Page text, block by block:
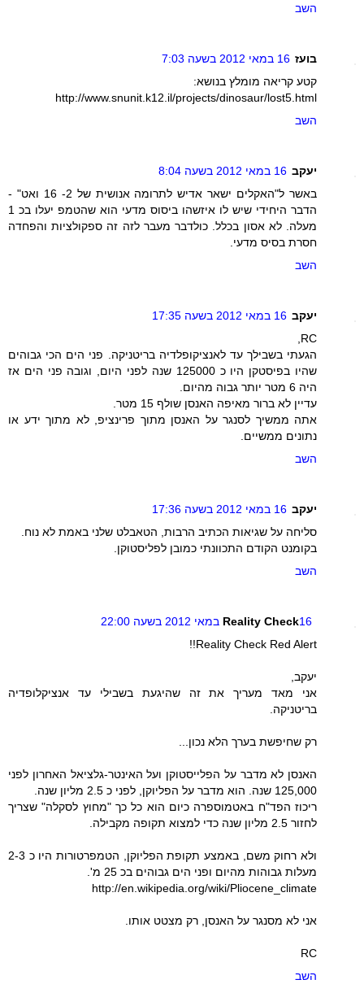
השב
בועז 16 במאי 2012 בשעה 7:03
קטע קריאה מומלץ בנושא:
http://www.snunit.k12.il/projects/dinosaur/lost5.html
השב
יעקב 16 במאי 2012 בשעה 8:04
באשר ל"האקלים ישאר אדיש לתרומה אנושית של 2- 16 ואט" -
הדבר היחידי שיש לו איזשהו ביסוס מדעי הוא שהטמפ יעלו בכ 1
מעלה. לא אסון בכלל. כולדבר מעבר לזה זה ספקולציות והפחדה
חסרת בסיס מדעי.
השב
יעקב 16 במאי 2012 בשעה 17:35
RC,
הגעתי בשבילך עד לאנציקופלדיה בריטניקה. פני הים הכי גבוהים
שהיו בפיסטקן היו כ 125000 שנה לפני היום, וגובה פני הים אז
היה 6 מטר יותר גבוה מהיום.
עדיין לא ברור מאיפה האנסן שולף 15 מטר.
אתה ממשיך לסנגר על האנסן מתוך פרינציפ, לא מתוך ידע או
נתונים ממשיים.
השב
יעקב 16 במאי 2012 בשעה 17:36
סליחה על שגיאות הכתיב הרבות, הטאבלט שלני באמת לא נוח.
בקומנט הקודם התכוונתי כמובן לפליסטוקן.
השב
Reality Check16 במאי 2012 בשעה 22:00
Reality Check Red Alert!!
יעקב,
אני מאד מעריך את זה שהיגעת בשבילי עד אנציקלופדיה
בריטניקה.
רק שחיפשת בערך הלא נכון...
האנסן לא מדבר על הפלייסטוקן ועל האינטר-גלציאל האחרון לפני
125,000 שנה. הוא מדבר על הפליוקן, לפני כ 2.5 מליון שנה.
ריכוז הפד"ח באטמוספרה כיום הוא כל כך "מחוץ לסקלה" שצריך
לחזור 2.5 מליון שנה כדי למצוא תקופה מקבילה.
ולא רחוק משם, באמצע תקופת הפליוקן, הטמפרטורות היו כ 2-3
מעלות גבוהות מהיום ופני הים גבוהים בכ 25 מ'.
http://en.wikipedia.org/wiki/Pliocene_climate
אני לא מסנגר על האנסן, רק מצטט אותו.
RC
השב